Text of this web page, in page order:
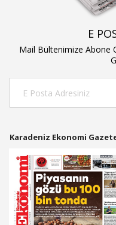
E
Mail Bültenimize Abone
Karadeniz Ekonomi